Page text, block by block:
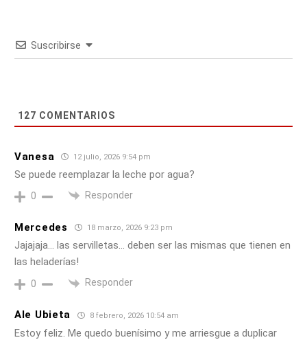
Suscribirse
127 COMENTARIOS
Vanesa 12 julio, 2026 9:54 pm
Se puede reemplazar la leche por agua?
0 Responder
Mercedes 18 marzo, 2026 9:23 pm
Jajajaja… las servilletas… deben ser las mismas que tienen en
las heladerías!
0 Responder
Ale Ubieta 8 febrero, 2026 10:54 am
Estoy feliz. Me quedo buenísimo y me arriesgue a duplicar